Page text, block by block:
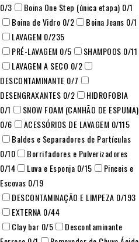
0/3 Boina One Step (única etapa) 0/1
Boina de Vidro 0/2 Boina Jeans 0/1
LAVAGEM 0/235
PRÉ-LAVAGEM 0/5 SHAMPOOS 0/11
LAVAGEM A SECO 0/2
DESCONTAMINANTE 0/7
DESENGRAXANTES 0/2
HIDROFOBIA
0/1
SNOW FOAM (CANHÃO DE ESPUMA)
0/6 ACESSÓRIOS DE LAVAGEM 0/115
Baldes e Separadores de Partículas
0/10
Borrifadores e Pulverizadores
0/14 Luva e Esponja 0/15
Pinceis e
Escovas 0/19
DESCONTAMINAÇÃO E LIMPEZA 0/193
EXTERNA 0/44
Clay bar 0/5
Descontaminante